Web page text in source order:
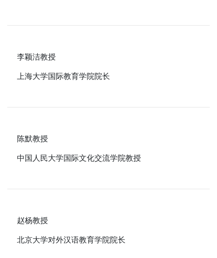
李颖洁教授
上海大学国际教育学院院长
陈默教授
中国人民大学国际文化交流学院教授
赵杨教授
北京大学对外汉语教育学院院长